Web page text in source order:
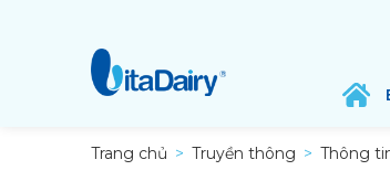
Trang chủ Truyền thông Thông